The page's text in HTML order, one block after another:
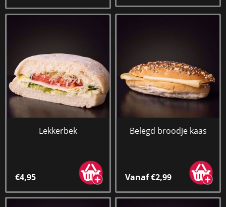
Lekkerbek
€4,95
Belegd broodje kaas
Vanaf €2,99